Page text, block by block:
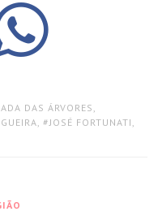
DAS ÁRVORES ,
, JOSÉ FORTUNATI ,